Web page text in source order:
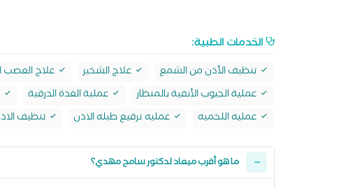
الخدمات الطبية:
تنظيف الأذن من الشمع علاج الشخير علاج العصب
عملية الجيوب الأنفية بالمنظار
عملية الغدة الدرقية
عمليه اللحميه
عمليه ترقيع طبله الاذن تنظيف
ما هو أقرب ميعاد لدكتور سامح مهدي؟